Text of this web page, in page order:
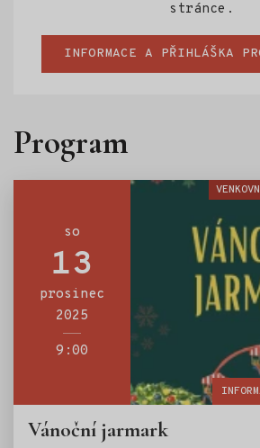
stránce.
INFORMACE A PŘIHLÁŠKA
Program
so
13
prosinec
2025
9:00
Vánoční jarmark